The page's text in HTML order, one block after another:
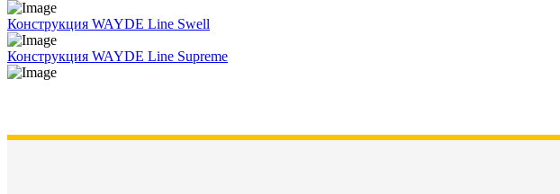
Конструкция WAYDE Line Swell
Конструкция WAYDE Line Supreme